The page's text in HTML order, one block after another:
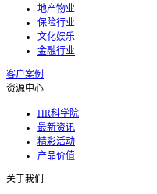
地产物业
保险行业
文化娱乐
金融行业
客户案例
资源中心
HR科学院
最新资讯
精彩活动
产品价值
关于我们